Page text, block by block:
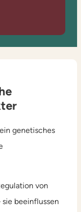
genetisches
von
beeinflussen